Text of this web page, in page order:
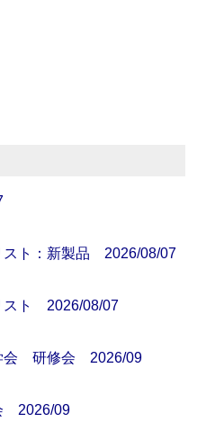
スト：新製品 2026/08/07
スト 2026/08/07
会 研修会 2026/09
2026/09